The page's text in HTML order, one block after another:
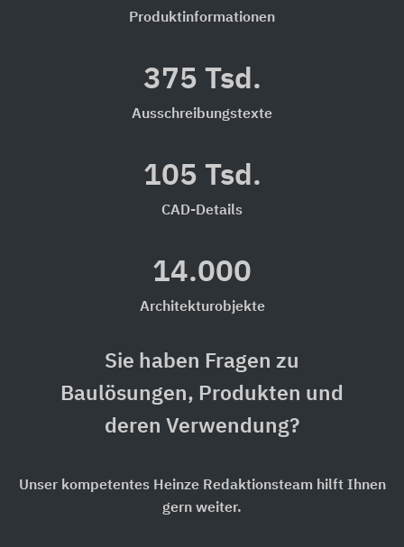
Produktinformationen
375 Tsd.
Ausschreibungstexte
105 Tsd.
CAD-Details
14.000
Architekturobjekte
Sie haben Fragen zu
Baulösungen, Produkten und
deren Verwendung?
Unser kompetentes Heinze Redaktionsteam hilft Ihnen
gern weiter.